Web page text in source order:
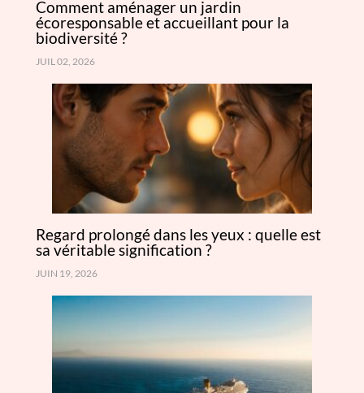
Comment aménager un jardin
écoresponsable et accueillant pour la
biodiversité ?
JUIL 02, 2026
Regard prolongé dans les yeux : quelle est
sa véritable signification ?
JUIN 19, 2026